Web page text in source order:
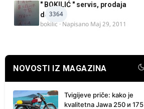
3364
" BOKILIĆ " servis, prodaja
delova
bokilic · Napisano Maj 29, 2011
NOVOSTI IZ MAGAZINA
Tvigijeve priče: kako je
kvalitetna Jawa 250 и 175